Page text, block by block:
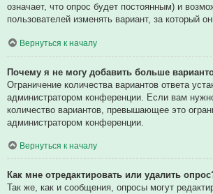
означает, что опрос будет постоянным) и
пользователей изменять вариант, за который
Вернуться к началу
Почему я не могу добавить больше
Ограничение количества вариантов ответа
администратором конференции. Если вам
количество вариантов, превышающее это
администратором конференции.
Вернуться к началу
Как мне отредактировать или удалить
Так же, как и сообщения, опросы могут